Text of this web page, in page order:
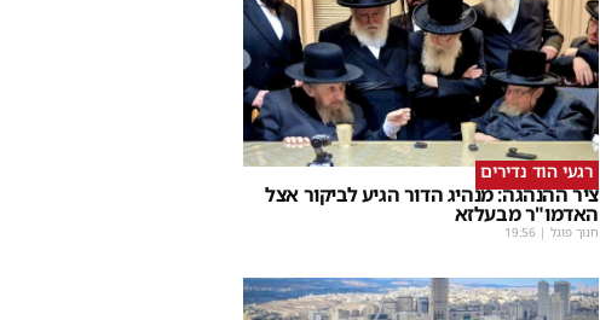
רגעי הוד נדירים
ציר ההנהגה: מנהיג הדור הגיע לביקור אצל
האדמו"ר מבעלזא
חנוך פוגל |
19:56